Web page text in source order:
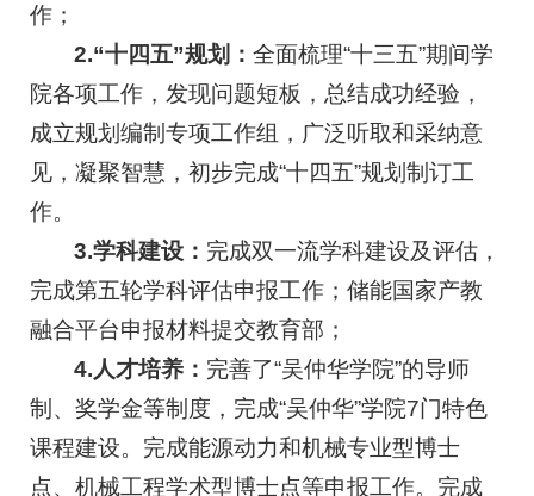
作；
2.“十四五”规划：全面梳理“十三五”期间学
院各项工作，发现问题短板，总结成功经验，
成立规划编制专项工作组，广泛听取和采纳意
见，凝聚智慧，初步完成“十四五”规划制订工
作。
3.学科建设： 完成双一流学科建设及评估，
完成第五轮学科评估申报工作；储能国家产教
融合平台申报材料提交教育部；
4.人才培养： 完善了“吴仲华学院”的导师
制、奖学金等制度，完成“吴仲华”学院7门特色
课程建设。完成能源动力和机械专业型博士
点、机械工程学术型博士点等申报工作。完成